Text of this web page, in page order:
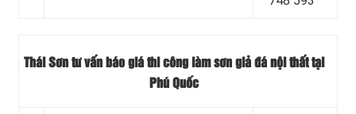
Thái Sơn tư vấn báo giá thi công làm sơn giả đá nội thất tại
Phú Quốc